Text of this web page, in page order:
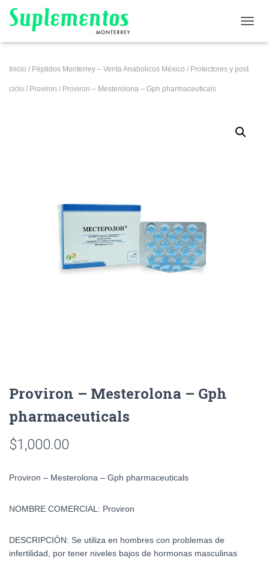
Inicio / Péptidos Monterrey – Venta Anabolicos México / Protectores y post
ciclo / Proviron / Proviron – Mesterolona – Gph pharmaceuticals
Proviron – Mesterolona – Gph
pharmaceuticals
$1,000.00
Proviron – Mesterolona – Gph pharmaceuticals
NOMBRE COMERCIAL: Proviron
DESCRIPCIÓN: Se utiliza en hombres con problemas de
infertilidad, por tener niveles bajos de hormonas masculinas